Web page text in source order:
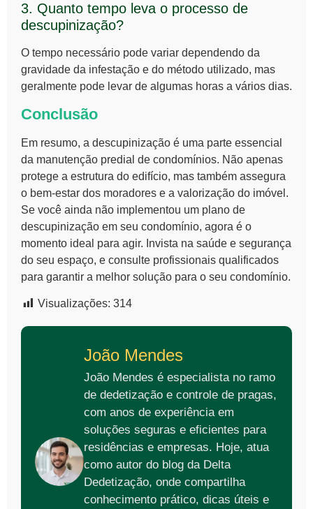
3. Quanto tempo leva o processo de
descupinização?
O tempo necessário pode variar dependendo da
gravidade da infestação e do método utilizado, mas
geralmente pode levar de algumas horas a vários dias.
Conclusão
Em resumo, a descupinização é uma parte essencial
da manutenção predial de condomínios. Não apenas
protege a estrutura do edifício, mas também assegura
o bem-estar dos moradores e a valorização do imóvel.
Se você ainda não implementou um plano de
descupinização em seu condomínio, agora é o
momento ideal para agir. Invista na saúde e segurança
do seu espaço, e consulte profissionais qualificados
para garantir a melhor solução para o seu condomínio.
Visualizações: 314
João Mendes
João Mendes é especialista no ramo
de dedetização e controle de pragas,
com anos de experiência em
soluções seguras e eficientes para
residências e empresas. Hoje, atua
como autor do blog da Delta
Dedetização, onde compartilha
conhecimento prático, dicas úteis e